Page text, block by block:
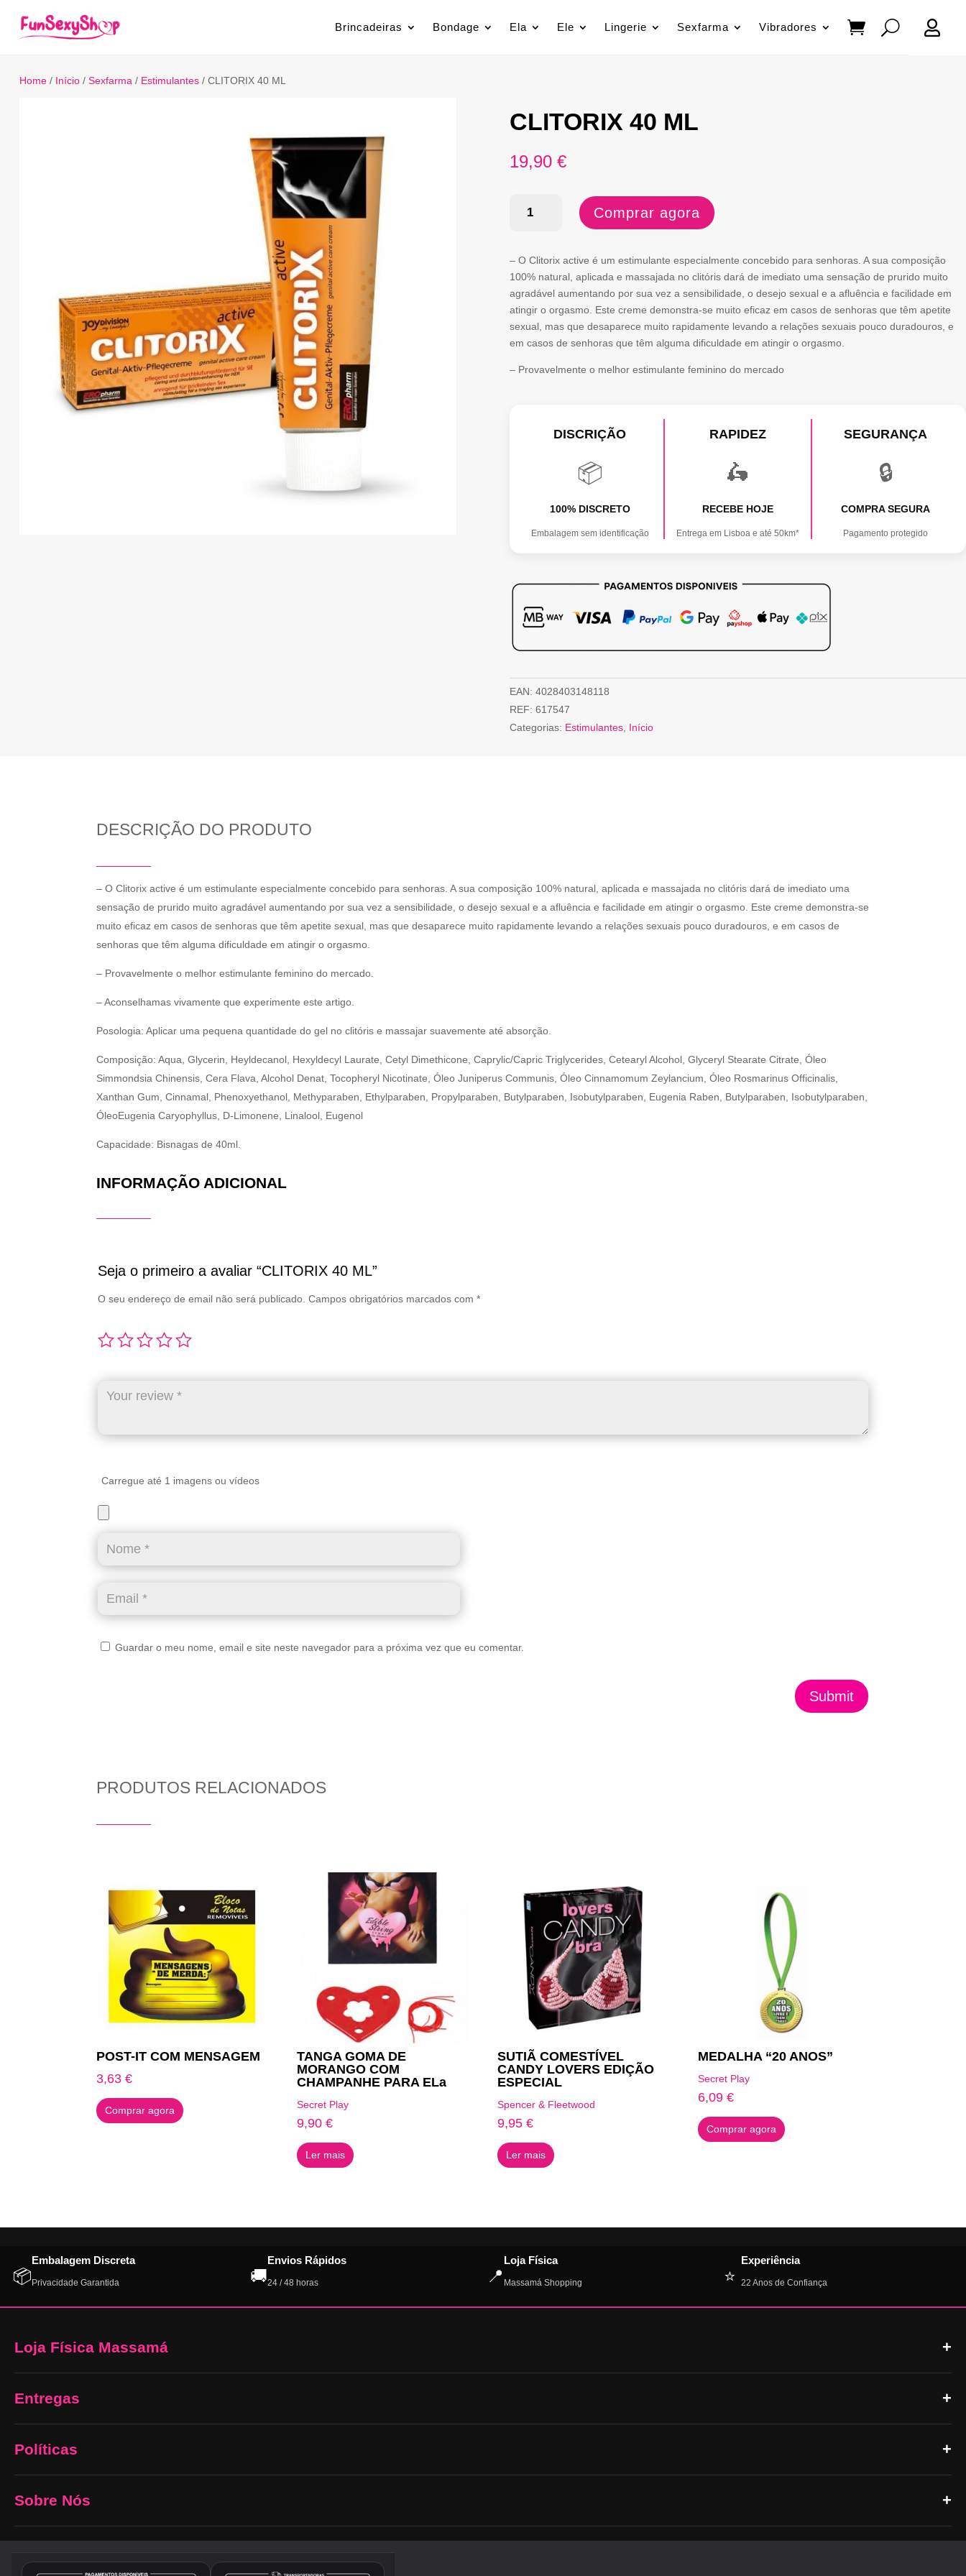
Brincadeiras Bondage Ela Ele Lingerie Sexfarma Vibradores 
Home/ Início/ Sexfarma / Estimulantes/ CLITORIX 40 ML
CLITORIX 40 ML
19,90 €
40
ML
Comprar agora
– O Clitorix active é um estimulante especialmente concebido para senhoras. A sua composição
100% natural, aplicada e massajada no clitóris dará de imediato uma sensação de prurido muito
agradável aumentando por sua vez a sensibilidade, o desejo sexual e a afluência e facilidade em
atingir o orgasmo. Este creme demonstra-se muito eficaz em casos de senhoras que têm apetite
sexual, mas que desaparece muito rapidamente levando a relações sexuais pouco duradouros, e
em casos de senhoras que têm alguma dificuldade em atingir o orgasmo.
– Provavelmente o melhor estimulante feminino do mercado
DISCRIÇÃO
📦
100% DISCRETO
Embalagem sem identificação
RAPIDEZ
🛵
RECEBE HOJE
Entrega em Lisboa e até 50km*
SEGURANÇA
🔒
COMPRA SEGURA
Pagamento protegido
EAN: 4028403148118
REF: 617547
Categorias: Estimulantes, Início
DESCRIÇÃO DO PRODUTO
– O Clitorix active é um estimulante especialmente concebido para senhoras. A sua composição 100% natural, aplicada e massajada no clitóris dará de imediato uma
sensação de prurido muito agradável aumentando por sua vez a sensibilidade, o desejo sexual e a afluência e facilidade em atingir o orgasmo. Este creme demonstra-se
muito eficaz em casos de senhoras que têm apetite sexual, mas que desaparece muito rapidamente levando a relações sexuais pouco duradouros, e em casos de
senhoras que têm alguma dificuldade em atingir o orgasmo.
– Provavelmente o melhor estimulante feminino do mercado.
– Aconselhamas vivamente que experimente este artigo.
Posologia: Aplicar uma pequena quantidade do gel no clitóris e massajar suavemente até absorção.
Composição: Aqua, Glycerin, Heyldecanol, Hexyldecyl Laurate, Cetyl Dimethicone, Caprylic/Capric Triglycerides, Cetearyl Alcohol, Glyceryl Stearate Citrate, Óleo
Simmondsia Chinensis, Cera Flava, Alcohol Denat, Tocopheryl Nicotinate, Óleo Juniperus Communis, Óleo Cinnamomum Zeylancium, Óleo Rosmarinus Officinalis,
Xanthan Gum, Cinnamal, Phenoxyethanol, Methyparaben, Ethylparaben, Propylparaben, Butylparaben, Isobutylparaben, Eugenia Raben, Butylparaben, Isobutylparaben,
ÓleoEugenia Caryophyllus, D-Limonene, Linalool, Eugenol
Capacidade: Bisnagas de 40ml.
INFORMAÇÃO ADICIONAL
Seja o primeiro a avaliar “CLITORIX 40 ML”
O seu endereço de email não será publicado. Campos obrigatórios marcados com*
Carregue até 1 imagens ou vídeos
Guardar o meu nome, email e site neste navegador para a próxima vez que eu comentar.
Submit
PRODUTOS RELACIONADOS
POST-IT COM MENSAGEM
3,63€
Comprar agora
TANGA GOMA DE
MORANGO COM
CHAMPANHE PARA ELa
Secret Play
9,90€
Ler mais
SUTIÃ COMESTÍVEL
CANDY LOVERS EDIÇÃO
ESPECIAL
Spencer & Fleetwood
9,95€
Ler mais
MEDALHA “20 ANOS”
Secret Play
6,09€
Comprar agora
📦
Embalagem Discreta
Privacidade Garantida 🚚
Envios Rápidos
24 / 48 horas 📍
Loja Física
Massamá Shopping ⭐
Experiência
22 Anos de Confiança
Loja Física Massamá
Entregas
Políticas
Sobre Nós